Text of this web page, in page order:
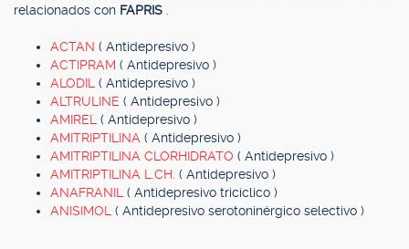
relacionados con FAPRIS
ACTAN ( Antidepresivo )
ACTIPRAM ( Antidepresivo )
ALODIL ( Antidepresivo )
ALTRULINE ( Antidepresivo )
AMIREL ( Antidepresivo )
AMITRIPTILINA ( Antidepresivo )
AMITRIPTILINA CLORHIDRATO ( Antidepresivo )
AMITRIPTILINA L.CH. ( Antidepresivo )
ANAFRANIL ( Antidepresivo tricíclico )
ANISIMOL ( Antidepresivo serotoninérgico selectivo )